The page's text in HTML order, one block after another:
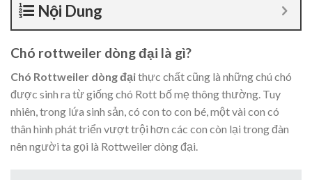
Nội Dung
Chó rottweiler dòng đại là gì?
Chó Rottweiler dòng đạithực chất cũng là những chú chó
được sinh ra từ giống chó Rott bố mẹ thông thường. Tuy
nhiên, trong lứa sinh sản, có con to con bé, một vài con có
thân hình phát triển vượt trội hơn các con còn lại trong đàn
nên người ta gọi là Rottweiler dòng đại.